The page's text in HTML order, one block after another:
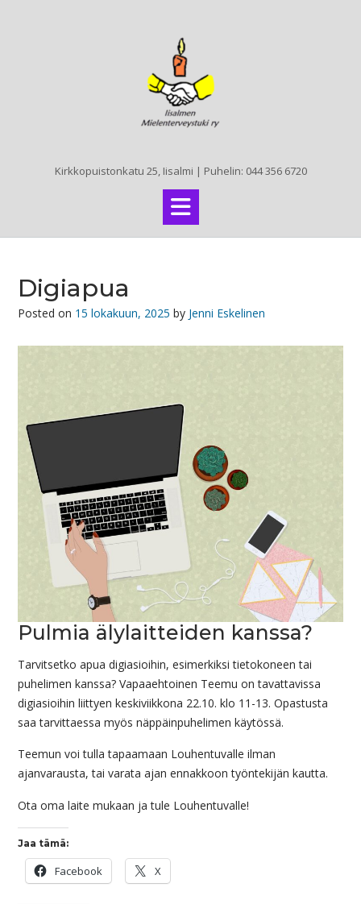
Kirkkopuistonkatu 25, Iisalmi | Puhelin: 044 356 6720
Digiapua
Posted on 15 lokakuun, 2025 by Jenni Eskelinen
Pulmia älylaitteiden kanssa?
Tarvitsetko apua digiasioihin, esimerkiksi tietokoneen tai
puhelimen kanssa? Vapaaehtoinen Teemu on tavattavissa
digiasioihin liittyen keskiviikkona 22.10. klo 11-13. Opastusta
saa tarvittaessa myös näppäinpuhelimen käytössä.
Teemun voi tulla tapaamaan Louhentuvalle ilman
ajanvarausta, tai varata ajan ennakkoon työntekijän kautta.
Ota oma laite mukaan ja tule Louhentuvalle!
Jaa tämä:
Facebook X